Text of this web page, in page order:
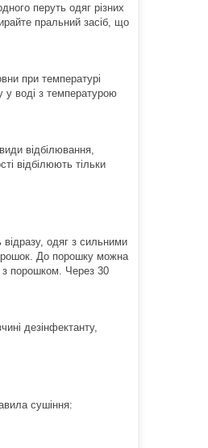
перуть одяг різних
пральний засіб, що
при температурі
у воді з температурою
відбілювання,
відбілюють тільки
відразу, одяг з сильними
До порошку можна
з порошком. Через 30
дезінфектанту,
сушіння: